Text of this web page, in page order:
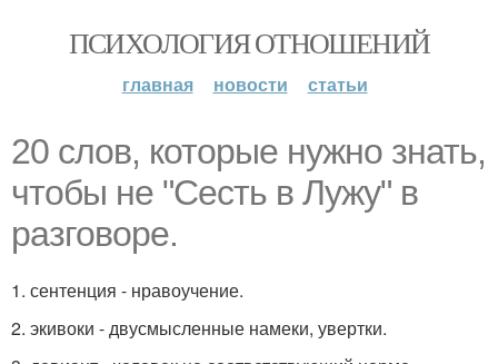
ПСИХОЛОГИЯ ОТНОШЕНИЙ
главная новости статьи
20 слов, которые нужно знать,
чтобы не "Сесть в Лужу" в
разговоре.
1. сентенция - нравоучение.
2. экивоки - двусмысленные намеки, увертки.